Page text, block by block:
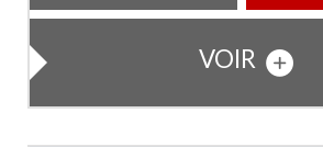
VOIR